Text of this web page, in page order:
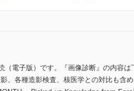
（電子版）です。『画像診断』の内容
、各種造影検査、核医学との対比も含